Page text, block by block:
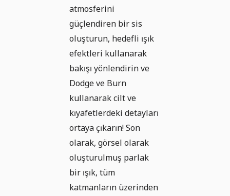
atmosferini
güçlendiren bir sis
oluşturun, hedefli ışık
efektleri kullanarak
bakışı yönlendirin ve
Dodge ve Burn
kullanarak cilt ve
kıyafetlerdeki detayları
ortaya çıkarın! Son
olarak, görsel olarak
oluşturulmuş parlak
bir ışık, tüm
katmanların üzerinden